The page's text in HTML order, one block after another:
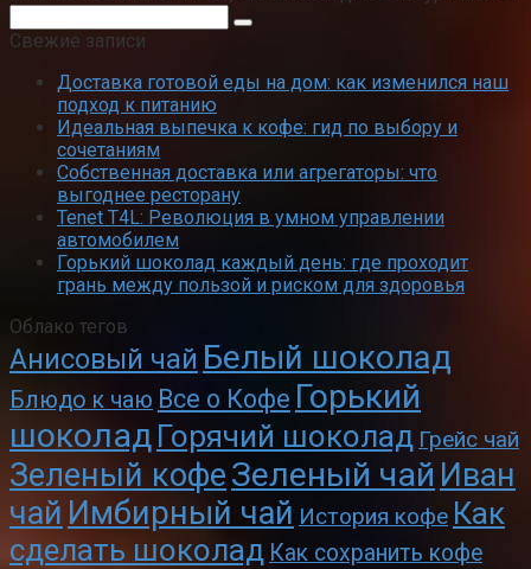
Анисовый чай
Блюдо к чаюВсе о Кофе Горький
шоколадГорячий шоколадГрейс чай
Зеленый кофеЗеленый чай
чайИмбирный чай История кофе
сделать шоколад
Каркаде чайКонфетыКофеварки
Кофемашины
Молочный шоколадМонастырский
чайПроизводители кофе Растворимый
кофе Рецепты кофе Робуста Сорта кофе
Травяной чай Цикорий Черный чай Шоколад
Ягоды годжиарабикадомашний
шоколад
эксцельза